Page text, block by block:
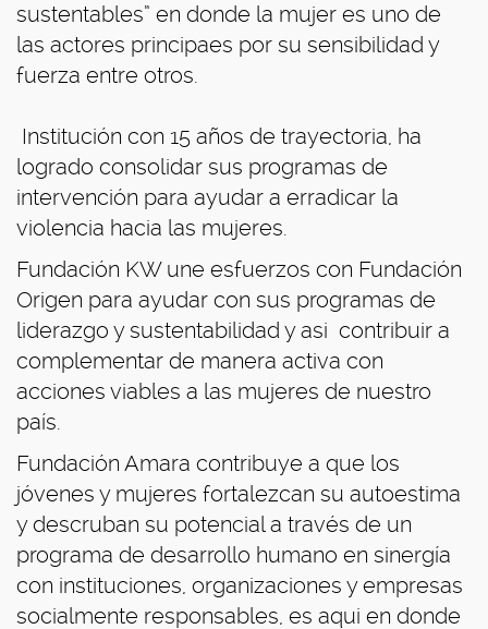
sustentables” en donde la mujer es uno de
las actores principaes por su sensibilidad y
fuerza entre otros.
Institución con 15 años de trayectoria, ha
logrado consolidar sus programas de
intervención para ayudar a erradicar la
violencia hacia las mujeres.
Fundación KW une esfuerzos con Fundación
Origen para ayudar con sus programas de
liderazgo y sustentabilidad y asi contribuir a
complementar de manera activa con
acciones viables a las mujeres de nuestro
país.
Fundación Amara contribuye a que los
jóvenes y mujeres fortalezcan su autoestima
y descruban su potencial a través de un
programa de desarrollo humano en sinergía
con instituciones, organizaciones y empresas
socialmente responsables, es aqui en donde